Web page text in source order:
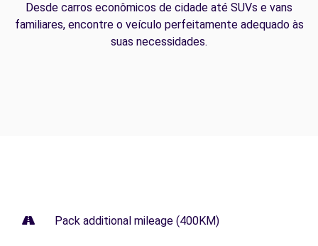
Desde carros econômicos de cidade até SUVs e vans
familiares, encontre o veículo perfeitamente adequado às
suas necessidades.
Pack additional mileage (400KM)